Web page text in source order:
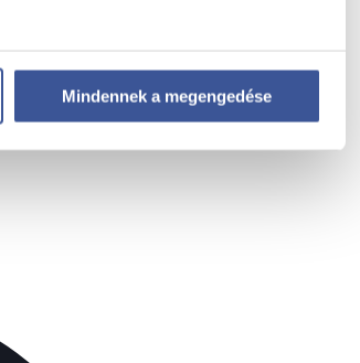
Mindennek a megengedése